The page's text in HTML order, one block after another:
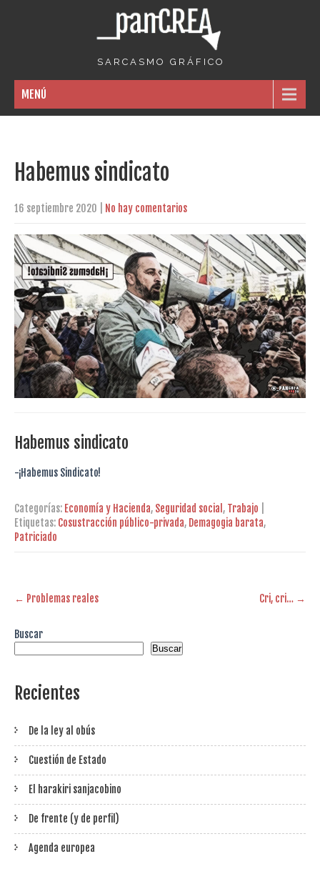
S A R C A S M O G R Á F I C O
MENÚ
Habemus sindicato
16 septiembre 2020 No hay comentarios
Habemus sindicato
-¡Habemus Sindicato!
Categorías: Economía y Hacienda, Seguridad social , Trabajo
Etiquetas: Cosustracción público-privada, Demagogia barata,
Patriciado
Post
← Problemas reales Cri, cri… →
Buscar
Buscar
Recientes
De la ley al obús
Cuestión de Estado
El harakiri sanjacobino
De frente (y de perfil)
Agenda europea